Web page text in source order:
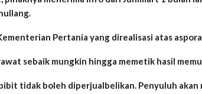
Pertania yang direalisasi atas
sebaik mungkin hingga memetik hasil
tidak boleh diperjualbelikan. Penyuluh